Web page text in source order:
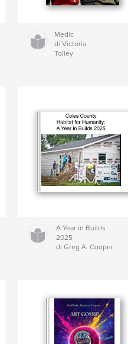
Medic
di Victoria
Tolley
A Year in Builds
2025
di Greg A. Cooper